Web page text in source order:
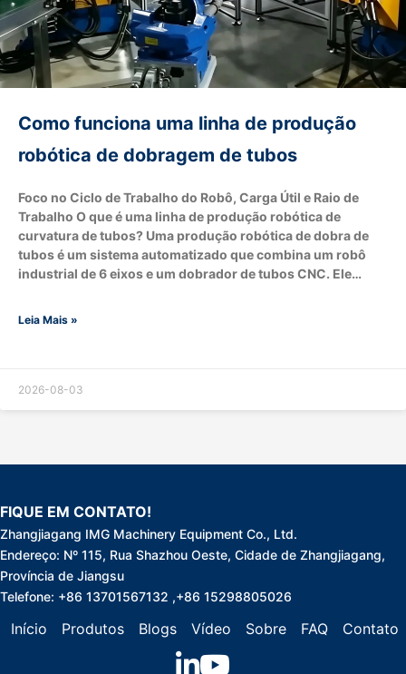
Como funciona uma linha de produção
robótica de dobragem de tubos
Foco no Ciclo de Trabalho do Robô, Carga Útil e Raio de
Trabalho O que é uma linha de produção robótica de
curvatura de tubos? Uma produção robótica de dobra de
tubos é um sistema automatizado que combina um robô
industrial de 6 eixos e um dobrador de tubos CNC. Ele
alcançar alimentação totalmente automática por tubo,
sua carga útil e raio de trabalho (alcance). Qual é o fluxo
completo de trabalho robótico em uma linha de produção
Leia Mais »
2026-08-03
FIQUE EM CONTATO!
Zhangjiagang IMG Machinery Equipment Co., Ltd.
Endereço: Nº 115, Rua Shazhou Oeste, Cidade de Zhangjiagang,
Província de Jiangsu
Telefone: +86 13701567132 ,+86 15298805026
Início Produtos Blogs Vídeo Sobre FAQ Contato